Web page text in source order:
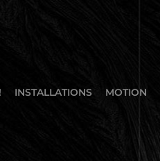
INSTALLATIONS MOTION